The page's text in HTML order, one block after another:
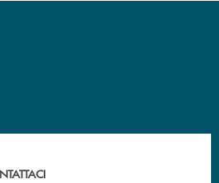
Monte Pruno
assistenza immediata? Contattaci!